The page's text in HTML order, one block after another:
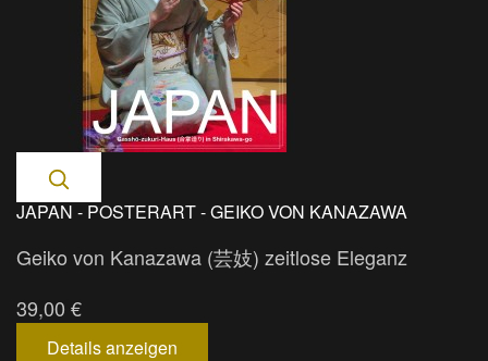
JAPAN - POSTERART - GEIKO VON KANAZAWA
Geiko von Kanazawa (芸妓) zeitlose Eleganz
39,00 €
Details anzeigen